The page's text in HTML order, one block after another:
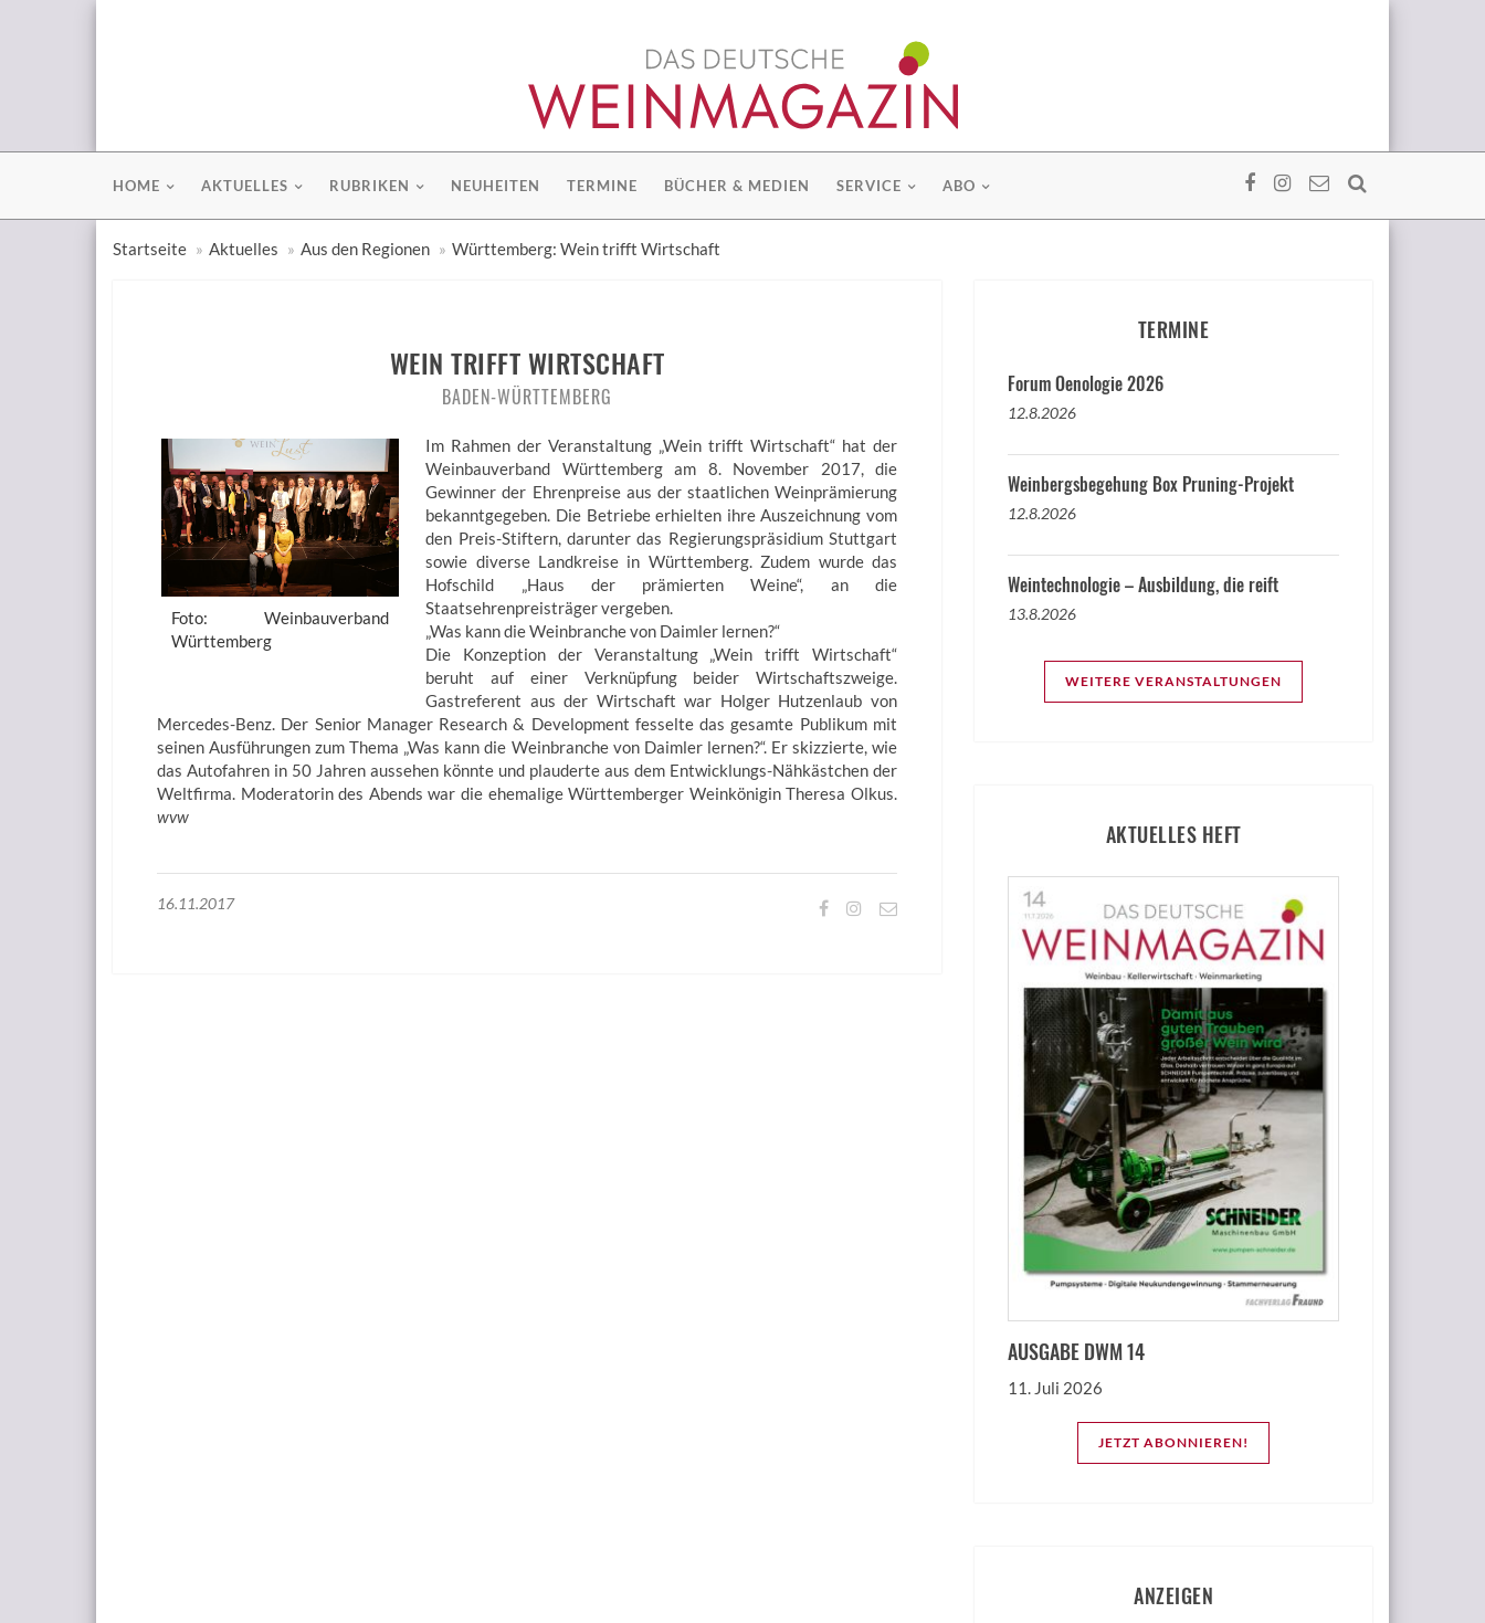
HOME AKTUELLES RUBRIKEN NEUHEITEN TERMINE BÜCHER & MEDIEN SERVICE ABO
Startseite Aktuelles Aus den Regionen Württemberg: Wein trifft Wirtschaft
WEIN TRIFFT WIRTSCHAFT
BADEN-WÜRTTEMBERG
Foto: Weinbauverband
Württemberg
Im Rahmen der Veranstaltung „Wein trifft Wirtschaft“ hat der
Weinbauverband Württemberg am 8. November 2017, die
Gewinner der Ehrenpreise aus der staatlichen Weinprämierung
bekanntgegeben. Die Betriebe erhielten ihre Auszeichnung vom
den Preis-Stiftern, darunter das Regierungspräsidium Stuttgart
sowie diverse Landkreise in Württemberg. Zudem wurde das
Hofschild „Haus der prämierten Weine“, an die
Staatsehrenpreisträger vergeben.
„Was kann die Weinbranche von Daimler lernen?“
Die Konzeption der Veranstaltung „Wein trifft Wirtschaft“
beruht auf einer Verknüpfung beider Wirtschaftszweige.
Gastreferent aus der Wirtschaft war Holger Hutzenlaub von
Mercedes-Benz. Der Senior Manager Research & Development fesselte das gesamte Publikum mit
seinen Ausführungen zum Thema „Was kann die Weinbranche von Daimler lernen?“. Er skizzierte, wie
das Autofahren in 50 Jahren aussehen könnte und plauderte aus dem Entwicklungs-Nähkästchen der
Weltfirma. Moderatorin des Abends war die ehemalige Württemberger Weinkönigin Theresa Olkus.
wvw
16.11.2017
TERMINE
Forum Oenologie 2026
12.8.2026
Weinbergsbegehung Box Pruning-Projekt
12.8.2026
Weintechnologie – Ausbildung, die reift
13.8.2026
WEITERE VERANSTALTUNGEN
AKTUELLES HEFT
AUSGABE DWM 14
11. Juli 2026
JETZT ABONNIEREN!
ANZEIGEN